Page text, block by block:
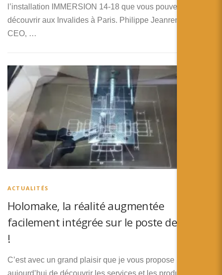
l’installation IMMERSION 14-18 que vous pouvez
découvrir aux Invalides à Paris. Philippe Jeanrenaud, son
CEO, …
ACTUALITÉS
Holomake, la réalité augmentée
facilement intégrée sur le poste de travail
!
C’est avec un grand plaisir que je vous propose
aujourd’hui de découvrir les services et les produits de